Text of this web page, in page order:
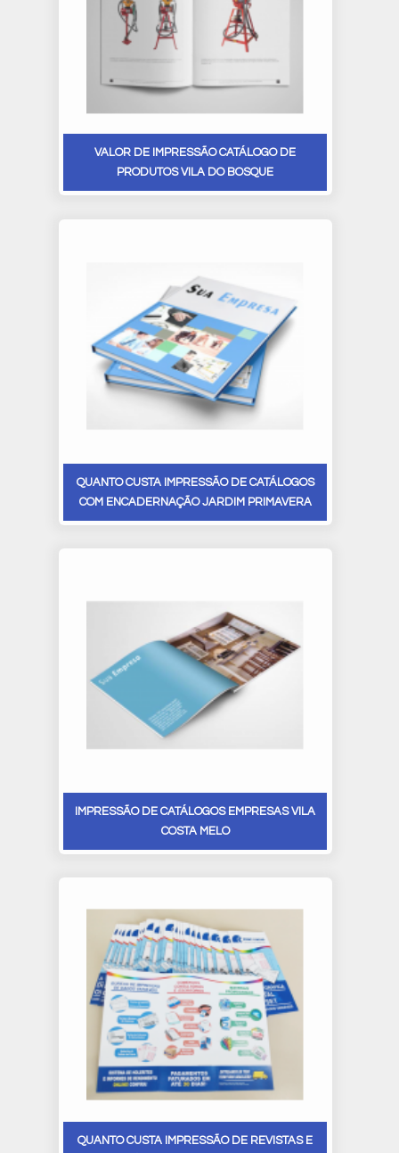
VALOR DE IMPRESSÃO CATÁLOGO DE
PRODUTOS VILA DO BOSQUE
QUANTO CUSTA IMPRESSÃO DE CATÁLOGOS
COM ENCADERNAÇÃO JARDIM PRIMAVERA
IMPRESSÃO DE CATÁLOGOS EMPRESAS VILA
COSTA MELO
QUANTO CUSTA IMPRESSÃO DE REVISTAS E